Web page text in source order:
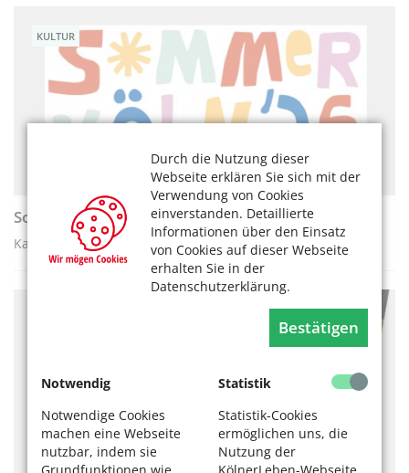
Durch die Nutzung dieser
Webseite erklären Sie sich mit der
Verwendung von Cookies
einverstanden. Detaillierte
Informationen über den Einsatz
von Cookies auf dieser Webseite
erhalten Sie in der
Datenschutzerklärung.
Bestätigen
Notwendig
Notwendige Cookies
machen eine Webseite
nutzbar, indem sie
Statistik
Statistik-Cookies
ermöglichen uns, die
Nutzung der
KULTUR
Sommer Köln 2026
Kabarett, Musik und Theater unter freiem Himmel